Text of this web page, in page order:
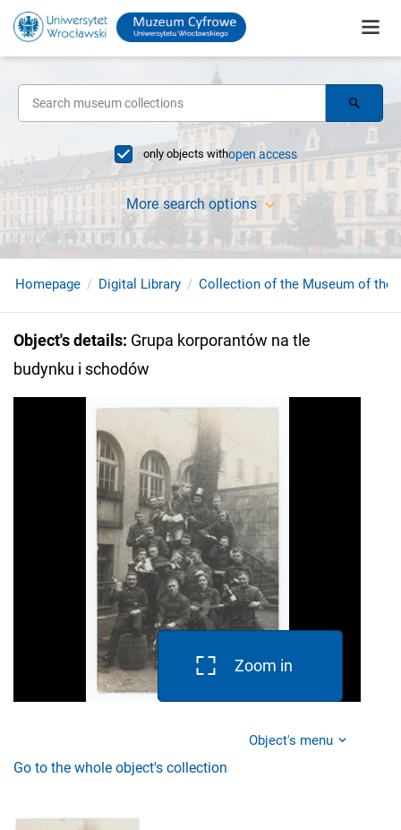
only objects withopen access
More search options
Homepage Digital Library Collection of the Museum of the
Object's details: Grupa korporantów na tle
budynku i schodów
Zoom in
Object's menu
Go to the whole object's collection